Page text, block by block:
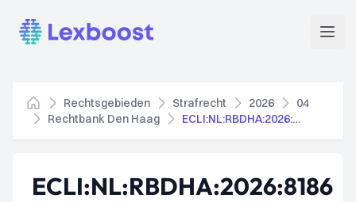
Lexboost
Home
Rechtsgebieden Strafrecht 2026
04
Rechtbank Den Haag
ECLI:NL:RBDHA:2026:8186
ECLI:NL:RBDHA:2026:8186